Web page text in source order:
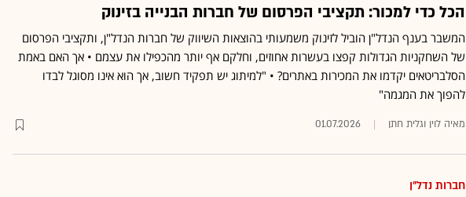
הכל כדי למכור: תקציבי הפרסום של חברות הבנייה בזינוק
המשבר בענף הנדל"ן הוביל לזינוק משמעותי בהוצאות השיווק של חברות הנדל"ן, ותקציבי הפרסום
של השחקניות הגדולות קפצו בעשרות אחוזים, וחלקם אף יותר מהכפילו את עצמם • אך האם באמת
הסלבריטאים יקדמו את המכירות באתרים? • "למיתוג יש תפקיד חשוב, אך הוא אינו מסוגל לבדו
להפוך את המגמה"
מאיה לוין וגלית חתן 01.07.2026
חברות נדל"ן